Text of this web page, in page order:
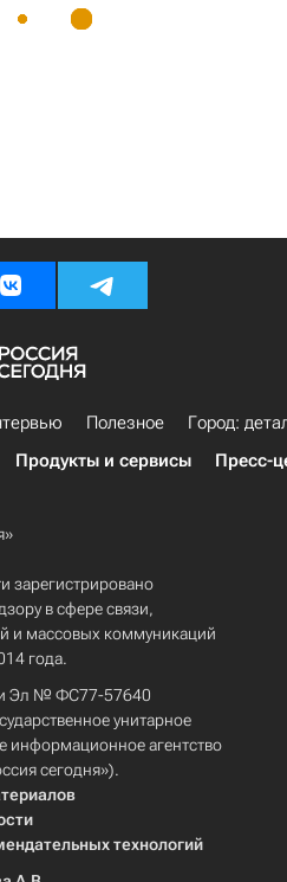
Полезное
Город:
Продукты и сервисы Пресс-
зарегистрировано
в сфере связи,
и массовых коммуникаций
года.
Эл № ФС77-57640
унитарное
информационное агентство
сегодня»).
технологий